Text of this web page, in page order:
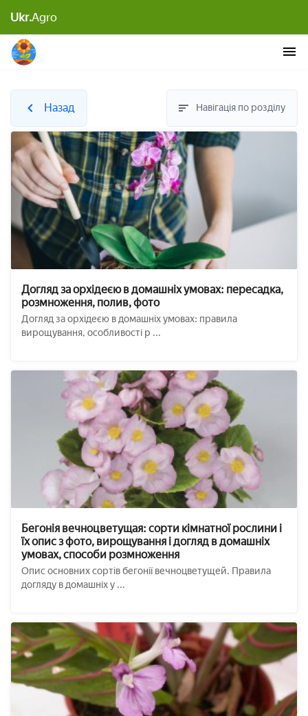
Ukr.Agro
Назад Навігація по розділу
Догляд за орхідеєю в домашніх умовах: пересадка,
розмноження, полив, фото
Догляд за орхідеєю в домашніх умовах: правила
вирощування, особливості р ...
Бегонія вечноцветущая: сорти кімнатної рослини і
їх опис з фото, вирощування і догляд в домашніх
умовах, способи розмноження
Опис основних сортів бегонії вечноцветущей. Правила
догляду в домашніх у ...